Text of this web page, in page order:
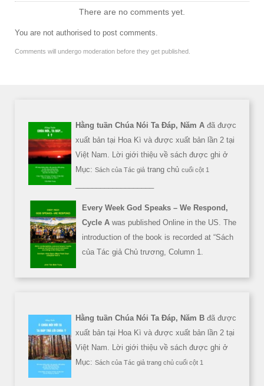
There are no comments yet.
You are not authorised to post comments.
Comments will undergo moderation before they get published.
Hằng tuần Chúa Nói Ta Đáp, Năm A đã được
xuất bản tại Hoa Kì và được xuất bản lần 2 tại
Việt Nam. Lời giới thiệu về sách được ghi ở
Mục: Sách của Tác giả trang chủ cuối cột 1
Every Week God Speaks – We Respond,
Cycle A was published Online in the US. The
introduction of the book is recorded at “Sách
của Tác giả Chủ trương, Column 1.
Hằng tuần Chúa Nói Ta Đáp, Năm B đã được
xuất bản tại Hoa Kì và được xuất bản lần 2 tại
Việt Nam. Lời giới thiệu về sách được ghi ở
Mục: Sách của Tác giả trang chủ cuối cột 1